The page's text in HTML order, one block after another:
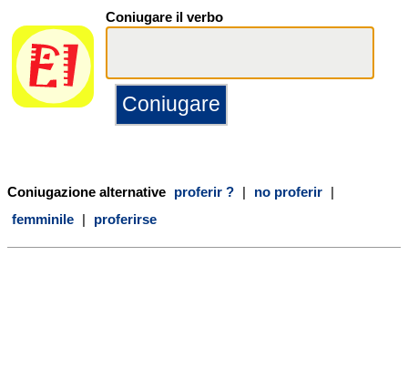
Coniugare il verbo
Coniugazione alternative proferir ? | no proferir |
femminile | proferirse